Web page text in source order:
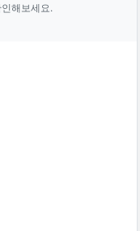
해보세요.